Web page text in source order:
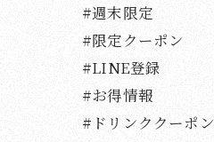
#週末限定
#限定クーポン
#LINE登録
#お得情報
#ドリンククーポン